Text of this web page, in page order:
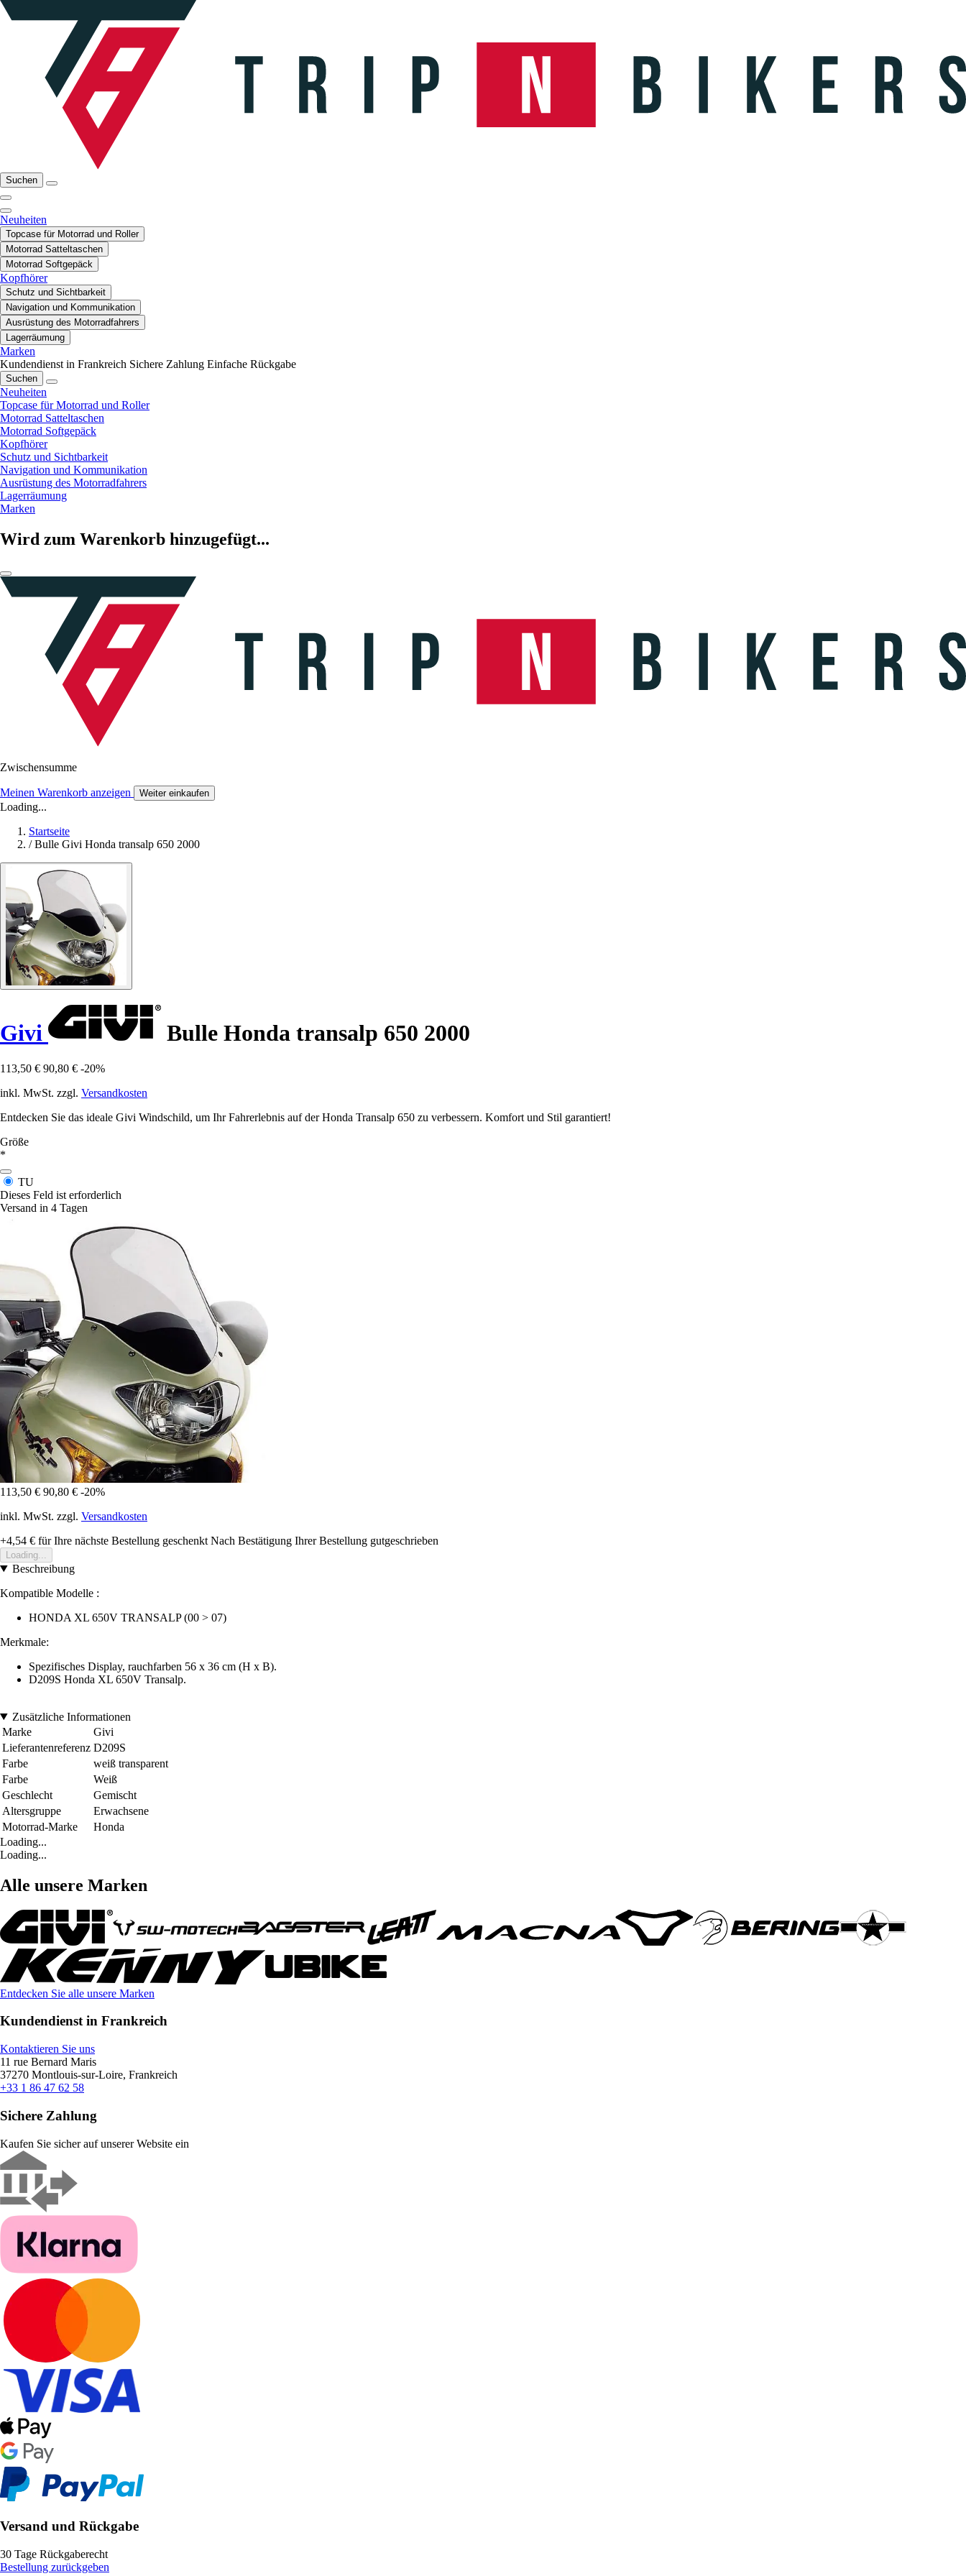
Suchen
Neuheiten
Topcase für Motorrad und Roller
Motorrad Satteltaschen
Motorrad Softgepäck
Kopfhörer
Schutz und Sichtbarkeit
Navigation und Kommunikation
Ausrüstung des Motorradfahrers
Lagerräumung
Marken
Kundendienst in Frankreich Sichere Zahlung Einfache Rückgabe
Suchen
Neuheiten
Topcase für Motorrad und Roller
Motorrad Satteltaschen
Motorrad Softgepäck
Kopfhörer
Schutz und Sichtbarkeit
Navigation und Kommunikation
Ausrüstung des Motorradfahrers
Lagerräumung
Marken
Wird zum Warenkorb hinzugefügt...
Zwischensumme
Meinen Warenkorb anzeigen Weiter einkaufen
Loading...
Startseite
/ Bulle Givi Honda transalp 650 2000
Givi Bulle Honda transalp 650 2000
113,50 € 90,80 € -20%
inkl. MwSt. zzgl. Versandkosten
Entdecken Sie das ideale Givi Windschild, um Ihr Fahrerlebnis auf der Honda Transalp 650 zu verbessern. Komfort und Stil garantiert!
Größe
*
TU
Dieses Feld ist erforderlich
Versand in 4 Tagen
113,50 € 90,80 € -20%
inkl. MwSt. zzgl. Versandkosten
+4,54 € für Ihre nächste Bestellung geschenkt Nach Bestätigung Ihrer Bestellung gutgeschrieben
Loading...
Beschreibung
Kompatible Modelle :
HONDA XL 650V TRANSALP (00 > 07)
Merkmale:
Spezifisches Display, rauchfarben 56 x 36 cm (H x B).
D209S Honda XL 650V Transalp.
Zusätzliche Informationen
Marke
Givi
Lieferantenreferenz D209S
Farbe
weiß transparent
Farbe
Weiß
Geschlecht
Gemischt
Altersgruppe
Erwachsene
Motorrad-Marke
Honda
Loading...
Loading...
Alle unsere Marken
Entdecken Sie alle unsere Marken
Kundendienst in Frankreich
Kontaktieren Sie uns
11 rue Bernard Maris
37270 Montlouis-sur-Loire, Frankreich
+33 1 86 47 62 58
Sichere Zahlung
Kaufen Sie sicher auf unserer Website ein
Versand und Rückgabe
30 Tage Rückgaberecht
Bestellung zurückgeben